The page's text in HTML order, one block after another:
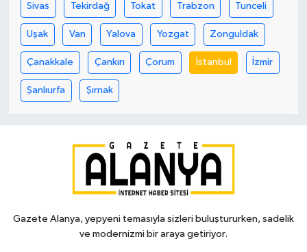
Sivas Tekirdağ Tokat Trabzon Tunceli
Uşak Van Yalova Yozgat Zonguldak
Çanakkale Çankırı Çorum İstanbul İzmir
Şanlıurfa Şırnak
Gazete Alanya, yepyeni temasıyla sizleri buluştururken, sadelik
ve modernizmi bir araya getiriyor.